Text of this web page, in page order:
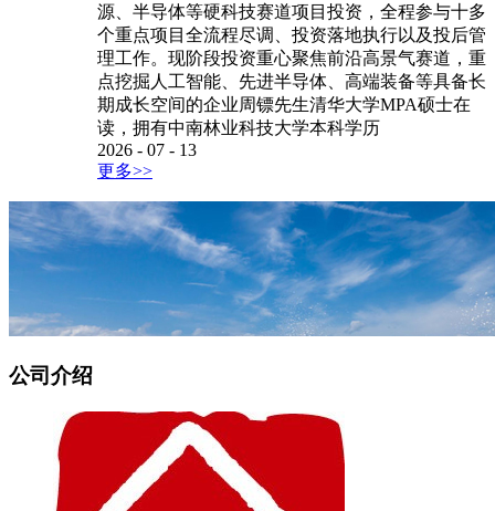
源、半导体等硬科技赛道项目投资，全程参与十多
个重点项目全流程尽调、投资落地执行以及投后管
理工作。现阶段投资重心聚焦前沿高景气赛道，重
点挖掘人工智能、先进半导体、高端装备等具备长
期成长空间的企业周镖先生清华大学MPA硕士在
读，拥有中南林业科技大学本科学历
2026 - 07 - 13
更多>>
公司介绍